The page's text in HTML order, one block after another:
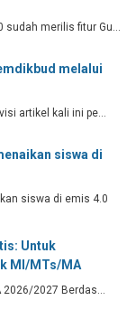
sudah merilis fitur Gu…
melalui
artikel kali ini pe…
siswa di
siswa di emis 4.0
Untuk
MI/MTs/MA
2026/2027 Berdas…